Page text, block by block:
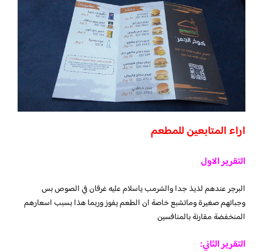
اراء المتابعين للمطعم
التقرير الاول
البرجر عندهم لذيذ جدا والشرمب ياسلام عليه غرقان في الصوص بس
وجباتهم صغيرة وماتشبع خاصة ان الطعم يفوز وربما هذا بسبب اسعارهم
المنخفضة مقارنة بالمنافسين
التقرير الثاني: